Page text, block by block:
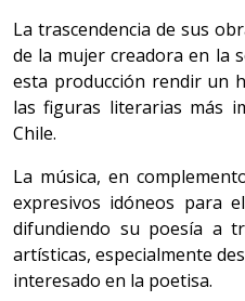
La trascendencia de sus
de la mujer creadora en la
esta producción rendir un
las figuras literarias más
Chile.
La música, en
expresivos idóneos para
difundiendo su poesía a
artísticas, especialmente
interesado en la poetisa.